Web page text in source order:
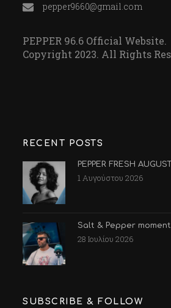
pepper9660@gmail.com
PEPPER 96.6 Official Website.
Copyright 2023. All Rights
RECENT POSTS
PEPPER FRESH
1 Αυγούστου 2026
Salt & Pepper
28 Ιουλίου 2026
SUBSCRIBE & FOLLOW